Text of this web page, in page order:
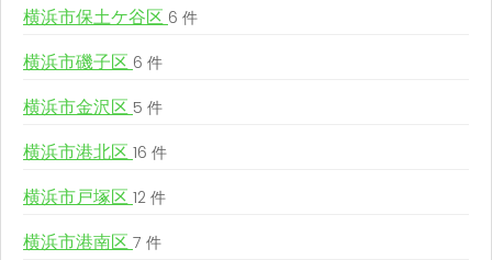
横浜市保土ケ谷区 6 件
横浜市磯子区 6 件
横浜市金沢区 5 件
横浜市港北区 16 件
横浜市戸塚区 12 件
横浜市港南区 7 件